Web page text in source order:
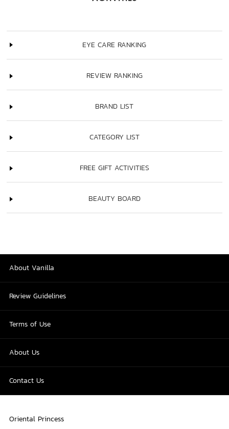
EYE CARE RANKING
REVIEW RANKING
BRAND LIST
CATEGORY LIST
FREE GIFT ACTIVITIES
BEAUTY BOARD
About Vanilla
Review Guidelines
Terms of Use
About Us
Contact Us
Oriental Princess